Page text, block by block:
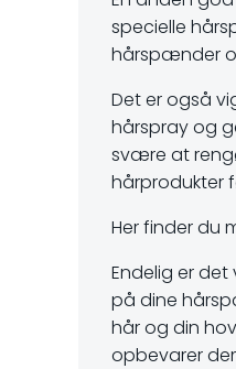
specielle
hårspænder
Det er også
hårspray og
svære at
hårprodukter
Her finder du
Endelig er
på dine
hår og din
opbevarer